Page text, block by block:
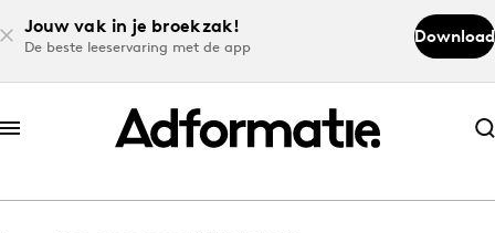
Jouw vak in je broekzak!
De beste leeservaring met de app
Download
Abonneer nu
Abonneer nu